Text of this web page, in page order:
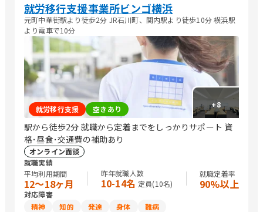
就労移行支援事業所ビンゴ横浜
元町中華街駅より徒歩2分 JR石川町、関内駅より徒歩10分 横浜駅
より電車で10分
+8
就労移行支援 空きあり
駅から徒歩2分 就職から定着までをしっかりサポート 資
格･昼食･交通費の補助あり
オンライン面談
就職実績
平均利用期間
12〜18ヶ月
昨年就職人数
10-14名 定員(10名)
就職定着率
90%以上
対応障害
精神
知的 発達 身体
難病